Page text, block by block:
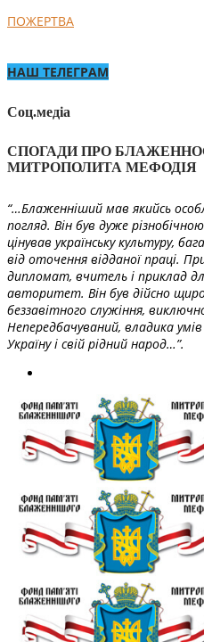
ПОЖЕРТВА
НАШ ТЕЛЕГРАМ
Соц.медіа
СПОГАДИ ПРО
МИТРОПОЛИТА МЕФОДІЯ
“…Блаженніший мав якийсь
погляд. Він був дуже
цінував українську культуру,
від оточення відданої праці.
дипломат, вчитель і приклад
авторитет. Він був дійсно
беззавітного служіння,
Непередбачуваний, владика
Україну і свій рідний народ…”.